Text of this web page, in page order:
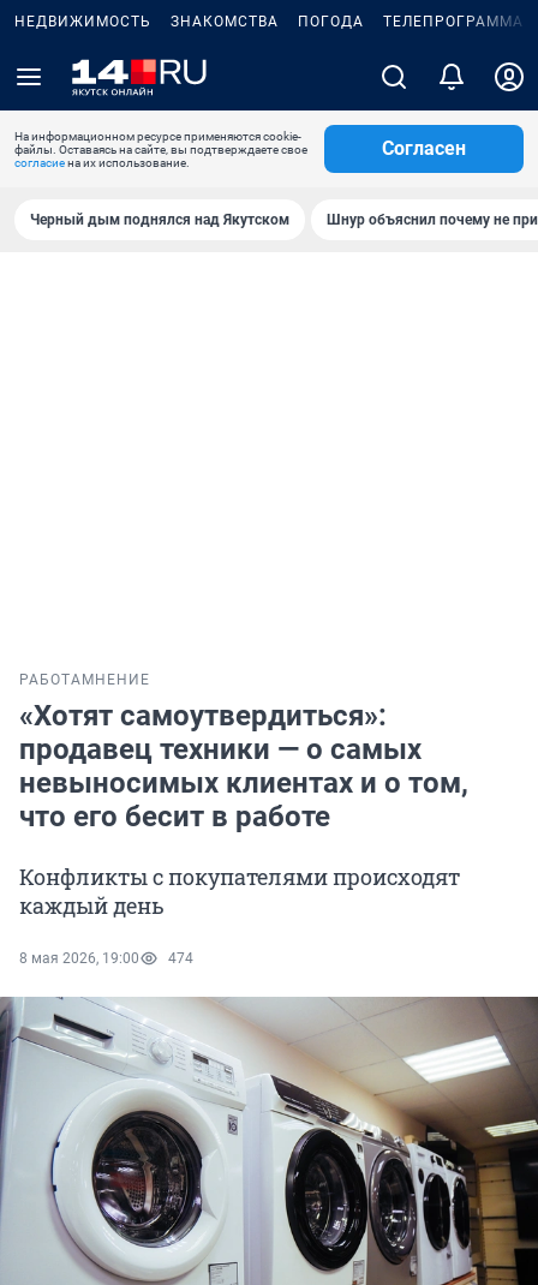
НЕДВИЖИМОСТЬ ЗНАКОМСТВА ПОГОДА ТЕЛЕПРОГРАММА
На информационном ресурсе применяются cookie-
файлы. Оставаясь на сайте, вы подтверждаете свое
согласиена их использование.
Согласен
Черный дым поднялся над Якутском Шнур объяснил почему не
РАБОТА МНЕНИЕ
«Хотят самоутвердиться»:
продавец техники — о самых
невыносимых клиентах и о том,
что его бесит в работе
Конфликты с покупателями происходят
каждый день
8 мая 2026, 19:00 474